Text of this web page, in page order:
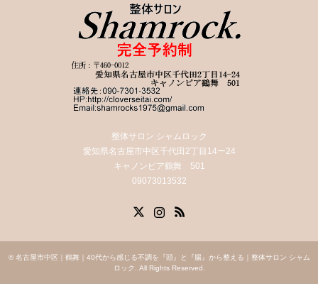
整体サロン シャムロック
愛知県名古屋市中区千代田2丁目14ー24
キャノンピア鶴舞 501
09073013532
© 名古屋市中区｜鶴舞｜40代から感じる不調を『頭』と『腸』から整える｜整体サロン シャム
ロック
. All Rights Reserved.